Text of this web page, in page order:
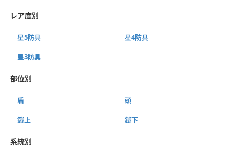
レア度別
星5防具 星4防具
星3防具
部位別
盾 頭
鎧上 鎧下
系統別